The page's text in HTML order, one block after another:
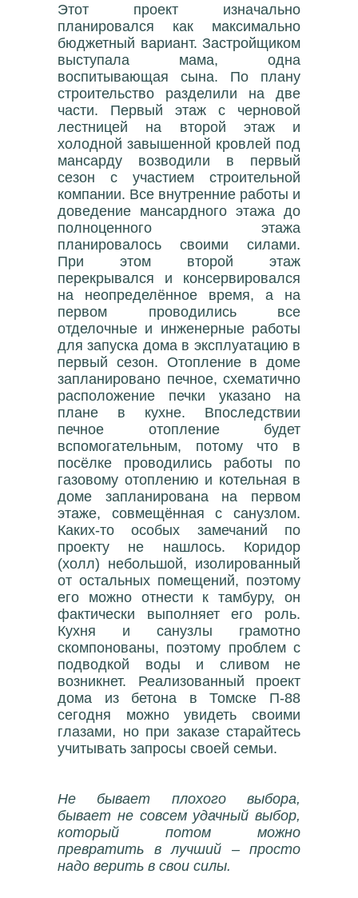
Этот проект изначально
планировался как максимально
бюджетный вариант. Застройщиком
выступала мама, одна
воспитывающая сына. По плану
строительство разделили на две
части. Первый этаж с черновой
лестницей на второй этаж и
холодной завышенной кровлей под
мансарду возводили в первый
сезон с участием строительной
компании. Все внутренние работы и
доведение мансардного этажа до
полноценного этажа
планировалось своими силами.
При этом второй этаж
перекрывался и консервировался
на неопределённое время, а на
первом проводились все
отделочные и инженерные работы
для запуска дома в эксплуатацию в
первый сезон. Отопление в доме
запланировано печное, схематично
расположение печки указано на
плане в кухне. Впоследствии
печное отопление будет
вспомогательным, потому что в
посёлке проводились работы по
газовому отоплению и котельная в
доме запланирована на первом
этаже, совмещённая с санузлом.
Каких-то особых замечаний по
проекту не нашлось. Коридор
(холл) небольшой, изолированный
от остальных помещений, поэтому
его можно отнести к тамбуру, он
фактически выполняет его роль.
Кухня и санузлы грамотно
скомпонованы, поэтому проблем с
подводкой воды и сливом не
возникнет. Реализованный проект
дома из бетона в Томске П-88
сегодня можно увидеть своими
глазами, но при заказе старайтесь
учитывать запросы своей семьи.
Не бывает плохого выбора,
бывает не совсем удачный выбор,
который потом можно
превратить в лучший – просто
надо верить в свои силы.